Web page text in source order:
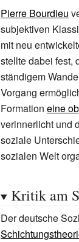
Pierre Bourdieu
subjektiven
mit neu
stellte dabei fest,
ständigem
Vorgang
Formation eine
verinnerlicht und
soziale
sozialen Welt
Kritik am
Der deutsche